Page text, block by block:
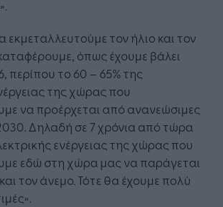
εκμεταλλευτούμε τον ήλιο και τον
όπως έχουμε βάλει
περίπου το 60 – 65% της
της χώρας που
να προέρχεται από ανανεώσιμες
Δηλαδή σε 7 χρόνια από τώρα
ενέργειας της χώρας που
εδώ στη χώρα μας να παράγεται
τον άνεμο. Τότε θα έχουμε πολύ